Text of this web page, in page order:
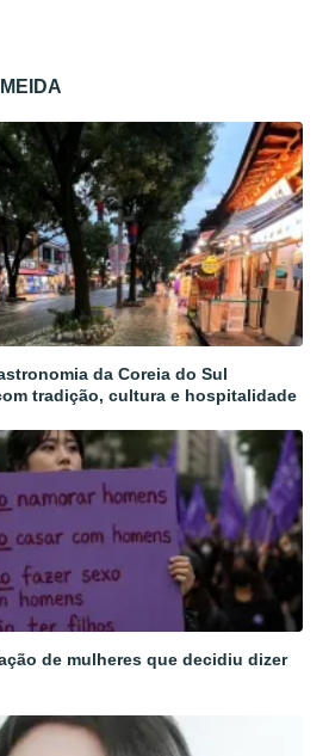
da Coreia do Sul
tradição, cultura e hospitalidade
de mulheres que decidiu dizer